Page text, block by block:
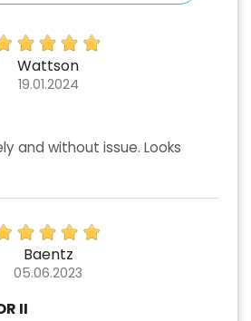
Wattson
19.01.2024
and without issue. Looks
Baentz
05.06.2023
II